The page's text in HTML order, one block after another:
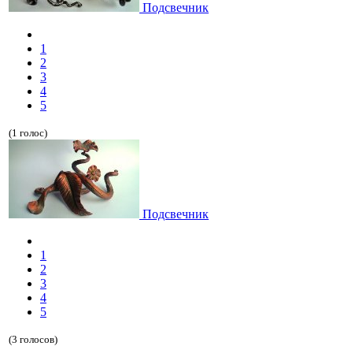
Подсвечник
1
2
3
4
5
(1 голос)
Подсвечник
1
2
3
4
5
(3 голосов)